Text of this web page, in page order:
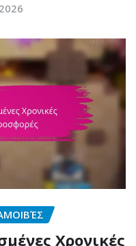
Χρονικές